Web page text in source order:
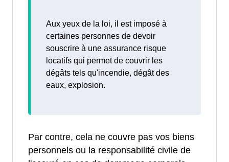
Aux yeux de la loi, il est imposé à
certaines personnes de devoir
souscrire à une assurance risque
locatifs qui permet de couvrir les
dégâts tels qu'incendie, dégât des
eaux, explosion.
Par contre, cela ne couvre pas vos biens
personnels ou la responsabilité civile de